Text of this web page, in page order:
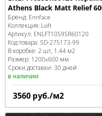
Athens Black Matt Relief
Бренд: Ennface
Коллекция: Loft
Артикул: ENLFT1059SR60120
Код товара: SD-275173-99
В коробке: 2 шт, 1.44 м2
Размер: 1200x600 мм
Сроки доставки: 30 дней
в наличии
3560 руб./м2